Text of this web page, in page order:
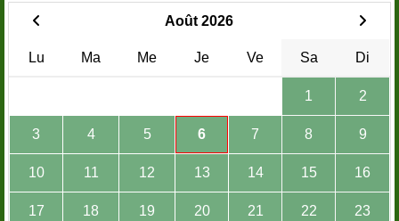
Août 2026
Lu Ma Me Je Ve Sa Di
1 2
3 4 5 6 7 8 9
10 11 12 13 14 15 16
17 18 19 20 21 22 23